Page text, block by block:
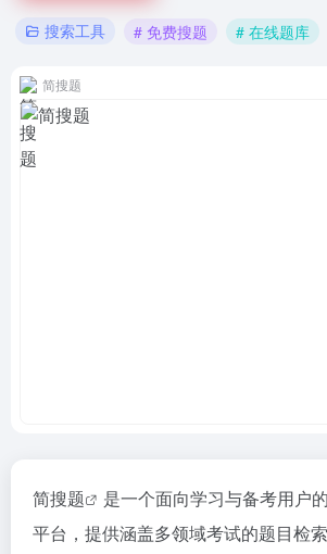
搜索工具 # 免费搜题 # 在线题库
简搜题
简搜题 是一个面向学习与备考用户
平台，提供涵盖多领域考试的题目检